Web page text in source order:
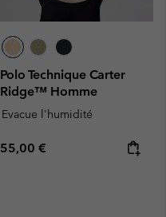
Polo Technique Carter
Ridge™ Homme
Evacue l'humidité
Regular price:
55,00 €